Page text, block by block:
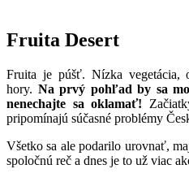
Fruita Desert
Fruita je púšť. Nízka vegetácia,
hory. Na prvý pohľad by sa
nenechajte sa oklamať!
pripomínajú súčasné problémy
Všetko sa ale podarilo urovnať,
spoločnú reč a dnes je to už viac